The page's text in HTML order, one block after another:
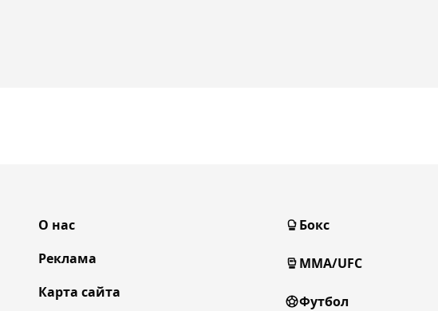
О нас
Реклама
Карта сайта
Бокс
MMA/UFC
Футбол